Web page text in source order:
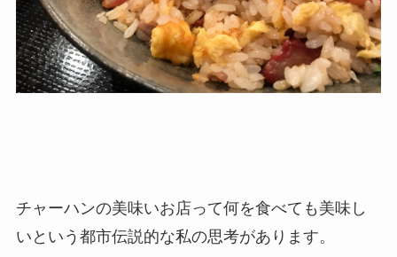
チャーハンの美味いお店って何を食べても美味し
いという都市伝説的な私の思考があります。